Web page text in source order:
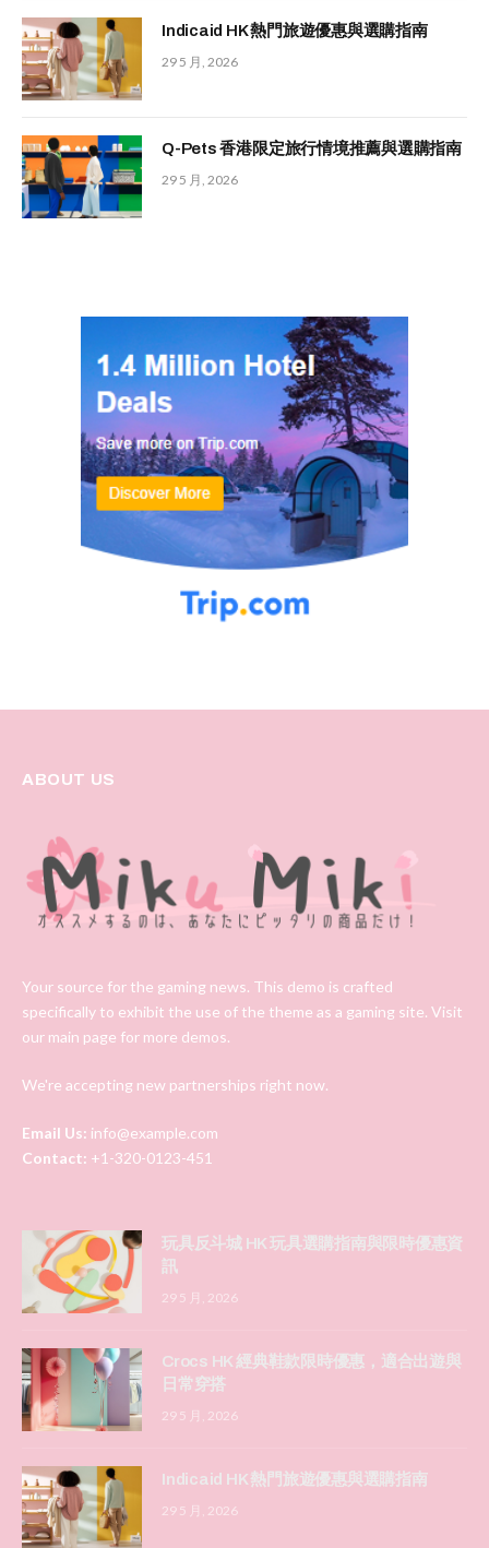
Indicaid HK 熱門旅遊優惠與選購指南
29 5 月, 2026
Q-Pets 香港限定旅行情境推薦與選購指南
29 5 月, 2026
ABOUT US
Your source for the gaming news. This demo is crafted
specifically to exhibit the use of the theme as a gaming site. Visit
our main page for more demos.
We're accepting new partnerships right now.
Email Us: info@example.com
Contact: +1-320-0123-451
玩具反斗城 HK 玩具選購指南與限時優惠資
訊
29 5 月, 2026
Crocs HK 經典鞋款限時優惠，適合出遊與
日常穿搭
29 5 月, 2026
Indicaid HK 熱門旅遊優惠與選購指南
29 5 月, 2026